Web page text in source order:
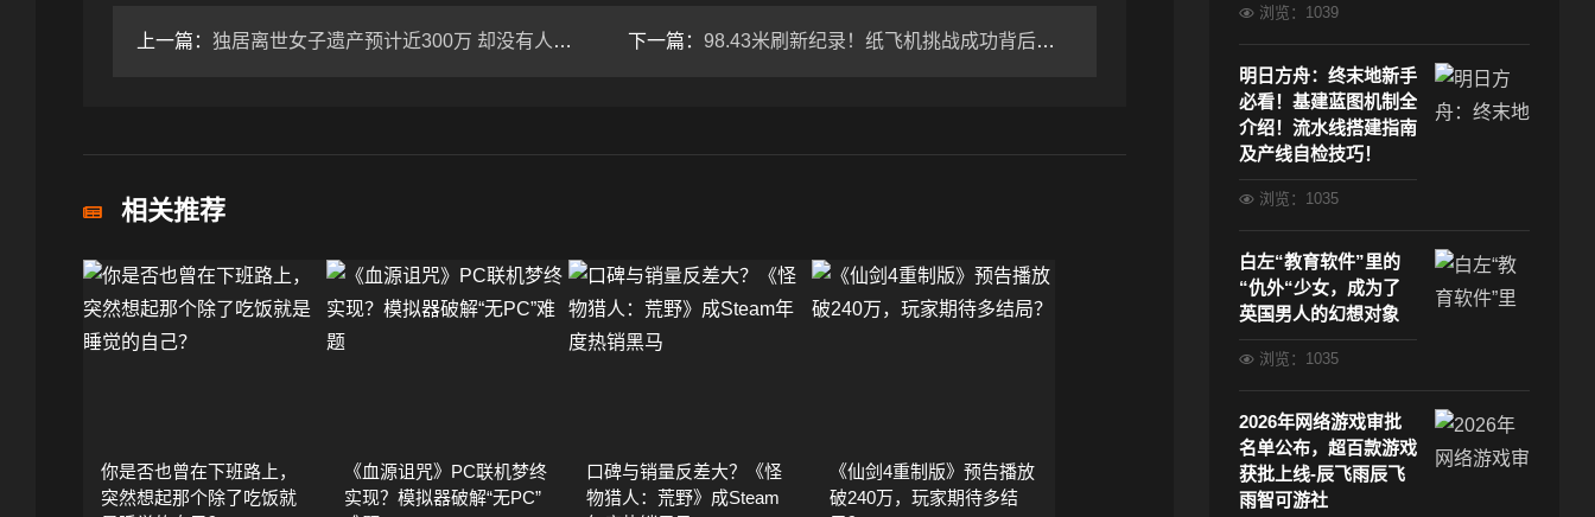
上一篇： 独居离世女子遗产预计近300万 却没有人签字救她 下一篇：98.43米刷新纪录！纸飞机挑战成功背后的折叠玄机
相关推荐
你是否也曾在下班路上，
突然想起那个除了吃饭就
《血源诅咒》PC联机梦终
实现？模拟器破解“无PC”
口碑与销量反差大？《怪
物猎人：荒野》成Steam
《仙剑4重制版》预告播放
破240万，玩家期待多结
浏览：1039
明日方舟：终末地新手
必看！基建蓝图机制全
介绍！流水线搭建指南
及产线自检技巧！
浏览：1035
白左“教育软件”里的
“仇外“少女，成为了
英国男人的幻想对象
浏览：1035
2026年网络游戏审批
名单公布，超百款游戏
获批上线-辰飞雨辰飞
雨智可游社